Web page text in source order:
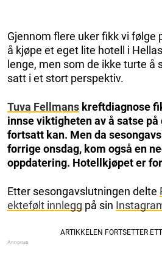
Gjennom flere uker fikk vi følge
å kjøpe et eget lite hotell i
lenge, men som de ikke turte å
satt i et stort perspektiv.
Tuva Fellmans kreftdiagnose
innse viktigheten av å satse
fortsatt kan. Men da
forrige onsdag, kom også en
oppdatering. Hotellkjøpet er
Etter sesongavslutningen delte
ektefølt innlegg på sin